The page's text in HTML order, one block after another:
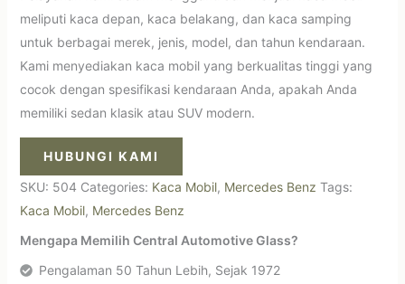
meliputi kaca depan, kaca belakang, dan kaca samping
untuk berbagai merek, jenis, model, dan tahun kendaraan.
Kami menyediakan kaca mobil yang berkualitas tinggi yang
cocok dengan spesifikasi kendaraan Anda, apakah Anda
memiliki sedan klasik atau SUV modern.
HUBUNGI KAMI
SKU: 504 Categories: Kaca Mobil, Mercedes Benz Tags:
Kaca Mobil, Mercedes Benz
Mengapa Memilih Central Automotive Glass?
Pengalaman 50 Tahun Lebih, Sejak 1972